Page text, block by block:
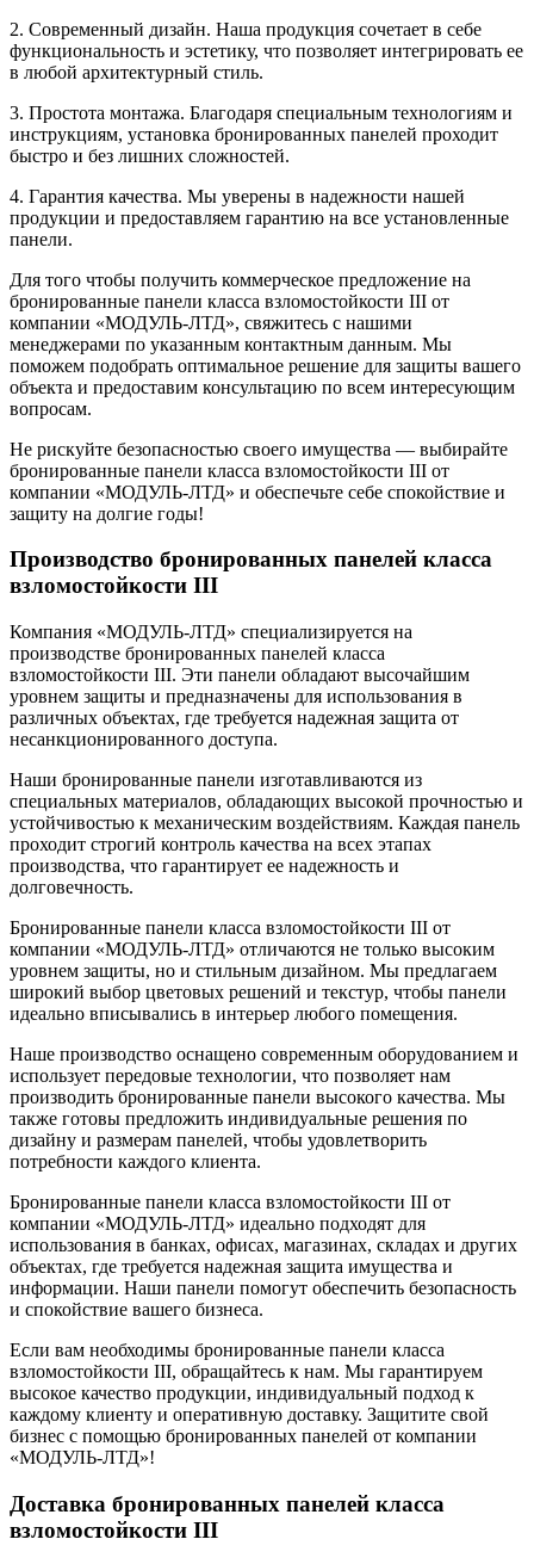
2. Современный дизайн. Наша продукция сочетает в себе
функциональность и эстетику, что позволяет интегрировать ее
в любой архитектурный стиль.
3. Простота монтажа. Благодаря специальным технологиям и
инструкциям, установка бронированных панелей проходит
быстро и без лишних сложностей.
4. Гарантия качества. Мы уверены в надежности нашей
продукции и предоставляем гарантию на все установленные
панели.
Для того чтобы получить коммерческое предложение на
бронированные панели класса взломостойкости III от
компании «МОДУЛЬ-ЛТД», свяжитесь с нашими
менеджерами по указанным контактным данным. Мы
поможем подобрать оптимальное решение для защиты вашего
объекта и предоставим консультацию по всем интересующим
вопросам.
Не рискуйте безопасностью своего имущества — выбирайте
бронированные панели класса взломостойкости III от
компании «МОДУЛЬ-ЛТД» и обеспечьте себе спокойствие и
защиту на долгие годы!
Производство бронированных панелей класса
взломостойкости III
Компания «МОДУЛЬ-ЛТД» специализируется на
производстве бронированных панелей класса
взломостойкости III. Эти панели обладают высочайшим
уровнем защиты и предназначены для использования в
различных объектах, где требуется надежная защита от
несанкционированного доступа.
Наши бронированные панели изготавливаются из
специальных материалов, обладающих высокой прочностью и
устойчивостью к механическим воздействиям. Каждая панель
проходит строгий контроль качества на всех этапах
производства, что гарантирует ее надежность и
долговечность.
Бронированные панели класса взломостойкости III от
компании «МОДУЛЬ-ЛТД» отличаются не только высоким
уровнем защиты, но и стильным дизайном. Мы предлагаем
широкий выбор цветовых решений и текстур, чтобы панели
идеально вписывались в интерьер любого помещения.
Наше производство оснащено современным оборудованием и
использует передовые технологии, что позволяет нам
производить бронированные панели высокого качества. Мы
также готовы предложить индивидуальные решения по
дизайну и размерам панелей, чтобы удовлетворить
потребности каждого клиента.
Бронированные панели класса взломостойкости III от
компании «МОДУЛЬ-ЛТД» идеально подходят для
использования в банках, офисах, магазинах, складах и других
объектах, где требуется надежная защита имущества и
информации. Наши панели помогут обеспечить безопасность
и спокойствие вашего бизнеса.
Если вам необходимы бронированные панели класса
взломостойкости III, обращайтесь к нам. Мы гарантируем
высокое качество продукции, индивидуальный подход к
каждому клиенту и оперативную доставку. Защитите свой
бизнес с помощью бронированных панелей от компании
«МОДУЛЬ-ЛТД»!
Доставка бронированных панелей класса
взломостойкости III